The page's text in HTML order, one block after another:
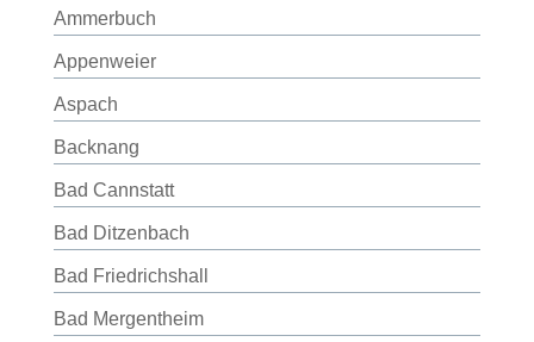
Ammerbuch
Appenweier
Aspach
Backnang
Bad Cannstatt
Bad Ditzenbach
Bad Friedrichshall
Bad Mergentheim